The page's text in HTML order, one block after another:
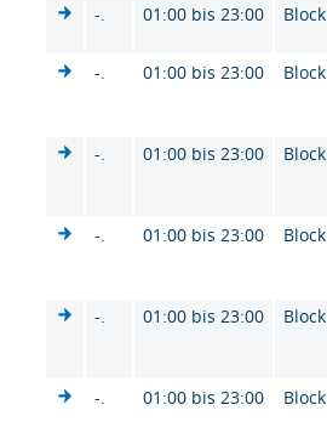
-. 01:00 bis 23:00 Block
-. 01:00 bis 23:00 Block
-. 01:00 bis 23:00 Block
-. 01:00 bis 23:00 Block
-. 01:00 bis 23:00 Block
-. 01:00 bis 23:00 Block